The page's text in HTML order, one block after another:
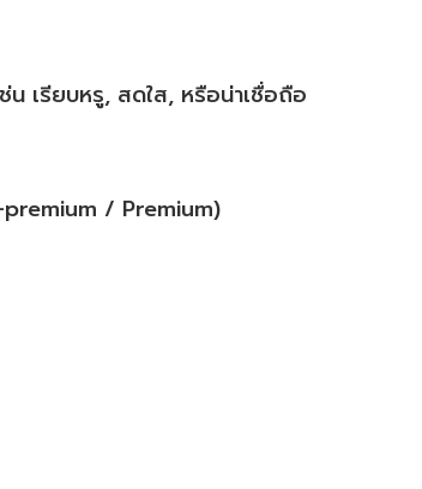
เรียบหรู, สดใส, หรือน่าเชื่อถือ
premium / Premium)